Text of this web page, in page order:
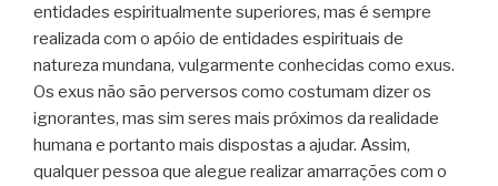
entidades espiritualmente superiores, mas é sempre
realizada com o apóio de entidades espirituais de
natureza mundana, vulgarmente conhecidas como exus.
Os exus não são perversos como costumam dizer os
ignorantes, mas sim seres mais próximos da realidade
humana e portanto mais dispostas a ajudar. Assim,
qualquer pessoa que alegue realizar amarrações com o